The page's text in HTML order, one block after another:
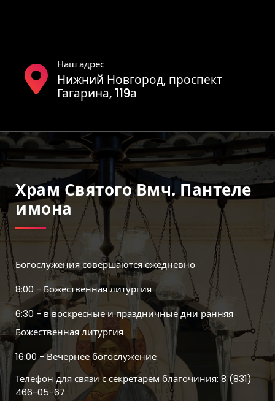
Наш адрес
Нижний Новгород, проспект
Гагарина, 119а
Храм Святого Вмч. Пантеле
Имона
Богослужения совершаются ежедневно
8:00 - Божественная литургия
6:30 - в воскресные и праздничные дни ранняя
Божественная литургия
16:00 - Вечернее богослужение
Телефон для связи с секретарем благочиния: 8 (831)
466-05-67